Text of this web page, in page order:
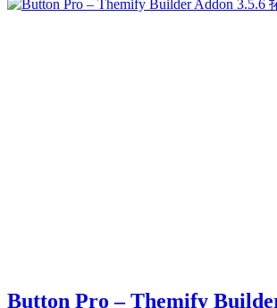
Button Pro – Themify